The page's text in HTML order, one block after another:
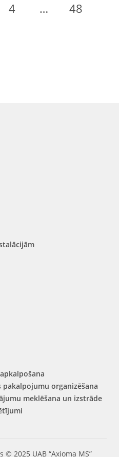
4 … 48
organizēšana
meklēšana un izstrāde
© 2025 UAB “Axioma MS”